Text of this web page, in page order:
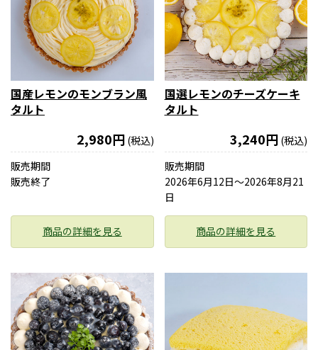
国産レモンのモンブラン風
タルト
2,980円 (税込)
販売期間
販売終了
商品の詳細を見る
国選レモンのチーズケーキ
タルト
3,240円 (税込)
販売期間
2026年6月12日〜2026年8月21
日
商品の詳細を見る